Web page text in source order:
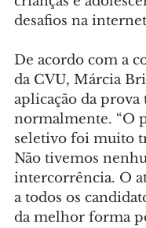
desafios na
De acordo com a
da CVU, Márcia
aplicação da prova
normalmente. “O
seletivo foi muito
Não tivemos
intercorrência. O
a todos os
da melhor forma